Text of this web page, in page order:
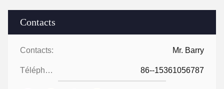
Contacts
Contacts: Mr. Barry
Téléphone: 86--15361056787